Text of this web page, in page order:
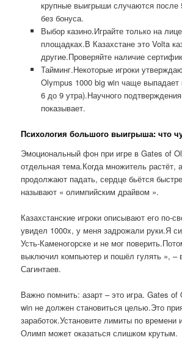
крупные выигрыши случаются после
без бонуса.
Выбор казино.Играйте только на
площадках.В Казахстане это Volta
другие.Проверяйте наличие
Тайминг.Некоторые игроки
Olympus 1000 big win чаще выпадает
6 до 9 утра).Научного
показывает.
Психология большого выигрыша: что
Эмоциональный фон при игре в Gates of
отдельная тема.Когда множитель растёт,
продолжают падать, сердце бьётся
называют « олимпийским драйвом ».
Казахстанские игроки описывают его по-
увидел 1000x, у меня задрожали руки.Я
Усть-Каменогорске и не мог
выключил компьютер и пошёл гулять », –
Сагинтаев.
Важно помнить: азарт – это игра. Gates of
win не должен становиться целью.Это
заработок.Установите лимиты по времени
Олимп может оказаться слишком крутым.